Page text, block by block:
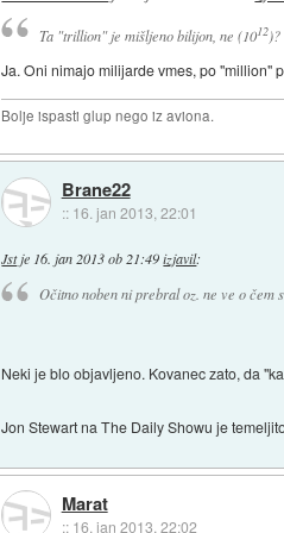
Ta "trillion" je mišljeno bilijon, ne (1012)?
Ja. Oni nimajo milijarde vmes, po "million"
Bolje ispasti glup nego iz aviona.
Brane22
:: 16. jan 2013, 22:01
Jstje 16. jan 2013 ob 21:49 izjavil:
Očitno noben ni prebral oz. ne ve o čem
Neki je blo objavljeno. Kovanec zato, da
Jon Stewart na The Daily Showu je
Marat
:: 16. jan 2013, 22:02